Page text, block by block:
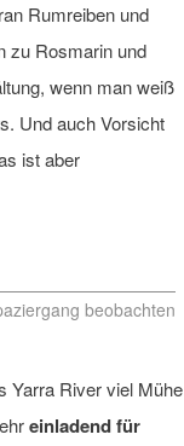
Rumreiben und
zu Rosmarin und
wenn man weiß
Und auch Vorsicht
ist aber
beobachten
Yarra River viel Mühe
einladend für